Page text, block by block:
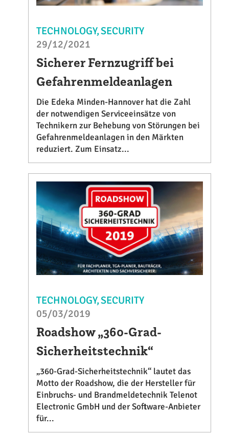
TECHNOLOGY SECURITY
29/12/2021
Sicherer Fernzugriff bei
Gefahrenmeldeanlagen
Die Edeka Minden-Hannover hat die Zahl
der notwendigen Serviceeinsätze von
Technikern zur Behebung von Störungen bei
Gefahrenmeldeanlagen in den Märkten
reduziert. Zum Einsatz...
TECHNOLOGY SECURITY
05/03/2019
Roadshow „360-Grad-
Sicherheitstechnik“
„360-Grad-Sicherheitstechnik“ lautet das
Motto der Roadshow, die der Hersteller für
Einbruchs- und Brandmeldetechnik Telenot
Electronic GmbH und der Software-Anbieter
für...